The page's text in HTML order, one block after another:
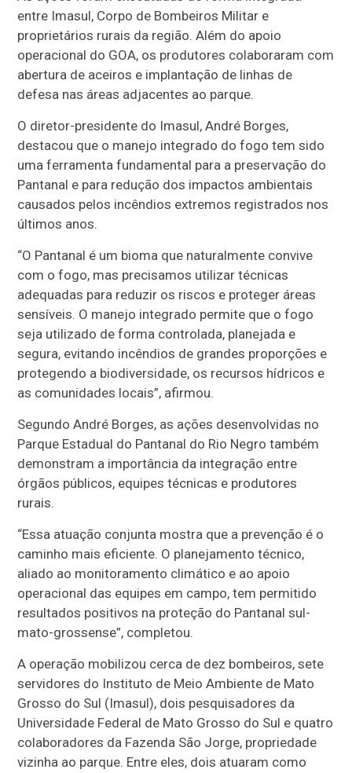
entre Imasul, Corpo de Bombeiros Militar e
proprietários rurais da região. Além do apoio
operacional do GOA, os produtores colaboraram com
abertura de aceiros e implantação de linhas de
defesa nas áreas adjacentes ao parque.
O diretor-presidente do Imasul, André Borges,
destacou que o manejo integrado do fogo tem sido
uma ferramenta fundamental para a preservação do
Pantanal e para redução dos impactos ambientais
causados pelos incêndios extremos registrados nos
últimos anos.
“O Pantanal é um bioma que naturalmente convive
com o fogo, mas precisamos utilizar técnicas
adequadas para reduzir os riscos e proteger áreas
sensíveis. O manejo integrado permite que o fogo
seja utilizado de forma controlada, planejada e
segura, evitando incêndios de grandes proporções e
protegendo a biodiversidade, os recursos hídricos e
as comunidades locais”, afirmou.
Segundo André Borges, as ações desenvolvidas no
Parque Estadual do Pantanal do Rio Negro também
demonstram a importância da integração entre
órgãos públicos, equipes técnicas e produtores
rurais.
“Essa atuação conjunta mostra que a prevenção é o
caminho mais eficiente. O planejamento técnico,
aliado ao monitoramento climático e ao apoio
operacional das equipes em campo, tem permitido
resultados positivos na proteção do Pantanal sul-
mato-grossense”, completou.
A operação mobilizou cerca de dez bombeiros, sete
servidores do Instituto de Meio Ambiente de Mato
Grosso do Sul (Imasul), dois pesquisadores da
Universidade Federal de Mato Grosso do Sul e quatro
colaboradores da Fazenda São Jorge, propriedade
vizinha ao parque. Entre eles, dois atuaram como